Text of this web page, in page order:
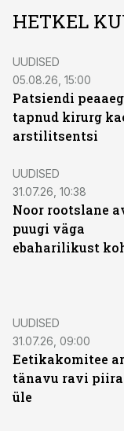
HETKEL
UUDISED
05.08.26, 15:00
Patsiendi
tapnud kirurg
arstilitsentsi
UUDISED
31.07.26, 10:38
Noor rootslane
puugi väga
ebaharilikust
UUDISED
31.07.26, 09:00
Eetikakomitee
tänavu ravi
üle